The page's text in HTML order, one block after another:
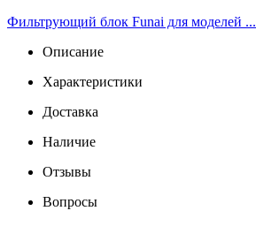
Фильтрующий блок Funai для моделей ...
Описание
Характеристики
Доставка
Наличие
Отзывы
Вопросы